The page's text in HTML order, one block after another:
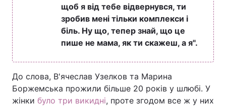
щоб я від тебе відвернувся, ти
зробив мені тільки комплекси і
біль. Ну що, тепер знай, що це
пише не мама, як ти скажеш, а я".
До слова, В'ячеслав Узелков та Марина
Боржемська прожили більше 20 років у шлюбі. У
жінки було три викидні, проте згодом все ж у них